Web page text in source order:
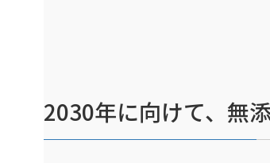
2030年に向けて、無